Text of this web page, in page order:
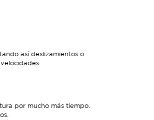
así deslizamientos o
por mucho más tiempo.